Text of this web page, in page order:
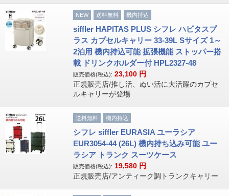
NEW 送料無料 機内持込
siffler HAPITAS PLUS シフレ ハピタスプ
ラス カプセルキャリー 33-39L Sサイズ 1～
2泊用 機内持込可能 拡張機能 ストッパー搭
載 ドリンクホルダー付 HPL2327-48
販売価格(税込): 23,100 円
正規販売店/推し活、ぬい活に大活躍のカプセ
ルキャリーが登場
送料無料 機内持込
シフレ siffler EURASIA ユーラシア
EUR3054-44 (26L) 機内持ち込み可能 ユー
ラシア トランク スーツケース
販売価格(税込): 19,580 円
正規販売店/アンティーク調トランクキャリー